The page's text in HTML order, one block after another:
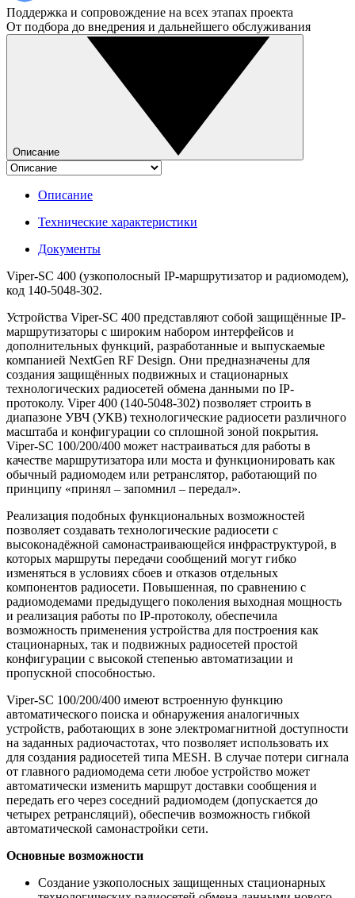
Поддержка и сопровождение на всех этапах проекта
От подбора до внедрения и дальнейшего обслуживания
Описание
Описание
Технические характеристики
Документы
Viper-SC 400 (узкополосный IP-маршрутизатор и радиомодем),
код 140-5048-302.
Устройства Viper-SC 400 представляют собой защищённые IP-
маршрутизаторы с широким набором интерфейсов и
дополнительных функций, разработан­ные и выпускаемые
компанией NextGen RF Design. Они предназначены для
создания защищённых подвижных и стационарных
технологических радиосетей обмена данными по IP-
протоколу. Viper 400 (140-5048-302) позволяет строить в
диапазоне УВЧ (УКВ) технологические радиосети различного
масштаба и конфигурации со сплошной зоной покрытия.
Viper-SC 100/200/400 может настраиваться для работы в
качестве маршрутизатора или моста и функционировать как
обычный радиомодем или ретранслятор, работающий по
принципу «принял – запомнил – передал».
Реализация подобных функциональных возможностей
позволяет создавать технологические радиосети с
высоконадёжной самонастраивающейся инфраструктурой, в
которых маршруты передачи сообщений могут гибко
изменяться в условиях сбоев и отказов отдельных
компонентов радиосети. Повышенная, по сравнению с
радиомодемами предыдущего поколения выходная мощность
и реализация работы по IP-протоколу, обеспечила
возможность применения устройства для построения как
стационарных, так и подвижных радиосетей простой
конфигурации с высокой степенью автоматизации и
пропускной способностью.
Viper-SC 100/200/400 имеют встроенную функцию
автоматического поиска и обнаружения аналогичных
устройств, работающих в зоне электромагнитной доступности
на заданных радиочастотах, что позволяет использовать их
для создания радиосетей типа MESH. В случае потери сигнала
от главного радиомодема сети любое устройство может
автоматически изменить маршрут доставки сообщения и
передать его через соседний радиомодем (допускается до
четырех ретрансляций), обеспечив возможность гибкой
автоматической самонастройки сети.
Основные возможности
Создание узкополосных защищенных стационарных